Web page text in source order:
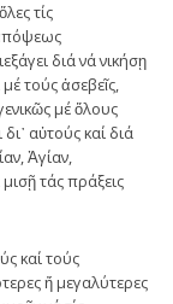
τίς
διά νά νικήσῃ
τούς ἀσεβεῖς,
μέ ὅλους
αὐτούς καί διά
Ἁγίαν,
τάς πράξεις
καί τούς
ἤ μεγαλύτερες